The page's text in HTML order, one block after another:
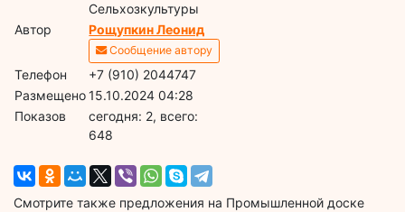
Сельхозкультуры
Автор
Рощупкин Леонид
Сообщение автору
Телефон
+7 (910) 2044747
Размещено15.10.2024 04:28
Показов
cегодня: 2, всего:
648
Смотрите также предложения на Промышленной доске